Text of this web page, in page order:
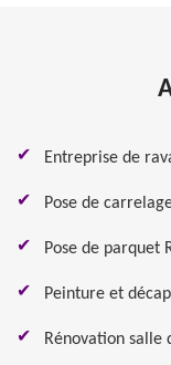
Entreprise de
Pose de
Pose de parquet
Peinture et
Rénovation salle